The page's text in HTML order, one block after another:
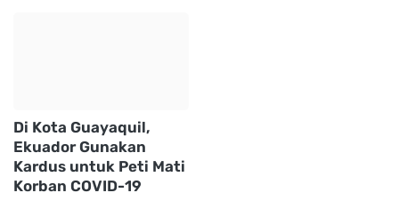
Di Kota Guayaquil,
Ekuador Gunakan
Kardus untuk Peti Mati
Korban COVID-19